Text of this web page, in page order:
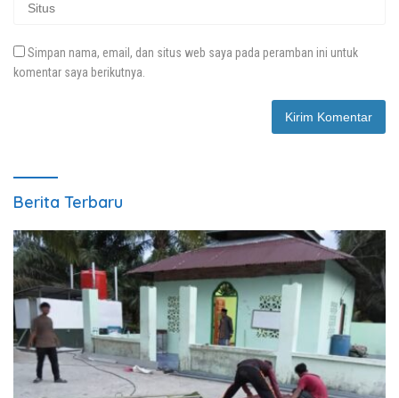
Simpan nama, email, dan situs web saya pada peramban ini untuk
komentar saya berikutnya.
Berita Terbaru